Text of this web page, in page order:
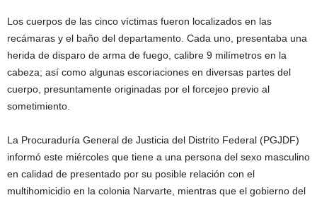
Los cuerpos de las cinco víctimas fueron localizados en las
recámaras y el baño del departamento. Cada uno, presentaba una
herida de disparo de arma de fuego, calibre 9 milímetros en la
cabeza; así como algunas escoriaciones en diversas partes del
cuerpo, presuntamente originadas por el forcejeo previo al
sometimiento.
La Procuraduría General de Justicia del Distrito Federal (PGJDF)
informó este miércoles que tiene a una persona del sexo masculino
en calidad de presentado por su posible relación con el
multihomicidio en la colonia Narvarte, mientras que el gobierno del